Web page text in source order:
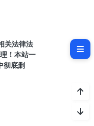
关法律法
！本站一
彻底删